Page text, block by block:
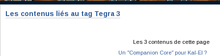
Les contenus liés au tag Tegra 3
Les 3 contenus de cette page
Un "Companion Core" pour Kal-El ?